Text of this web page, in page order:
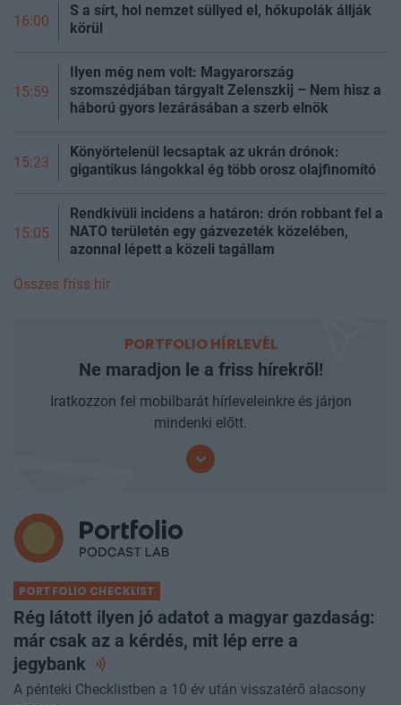
16:00
S a sírt, hol nemzet süllyed el, hőkupolák állják
körül
15:59
Ilyen még nem volt: Magyarország
szomszédjában tárgyalt Zelenszkij – Nem hisz a
háború gyors lezárásában a szerb elnök
15:23
Könyörtelenül lecsaptak az ukrán drónok:
gigantikus lángokkal ég több orosz olajfinomító
15:05
Rendkívüli incidens a határon: drón robbant fel a
NATO területén egy gázvezeték közelében,
azonnal lépett a közeli tagállam
Összes friss hír
PORTFOLIO HÍRLEVÉL
Ne maradjon le a friss hírekről!
Iratkozzon fel mobilbarát hírleveleinkre és járjon
mindenki előtt.
PORTFOLIO CHECKLIST
Rég látott ilyen jó adatot a magyar gazdaság:
már csak az a kérdés, mit lép erre a
jegybank
A pénteki Checklistben a 10 év után visszatérő alacsony